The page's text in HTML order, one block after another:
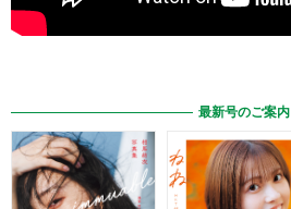
最新号のご案内